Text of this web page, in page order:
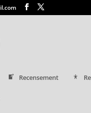
Recensement